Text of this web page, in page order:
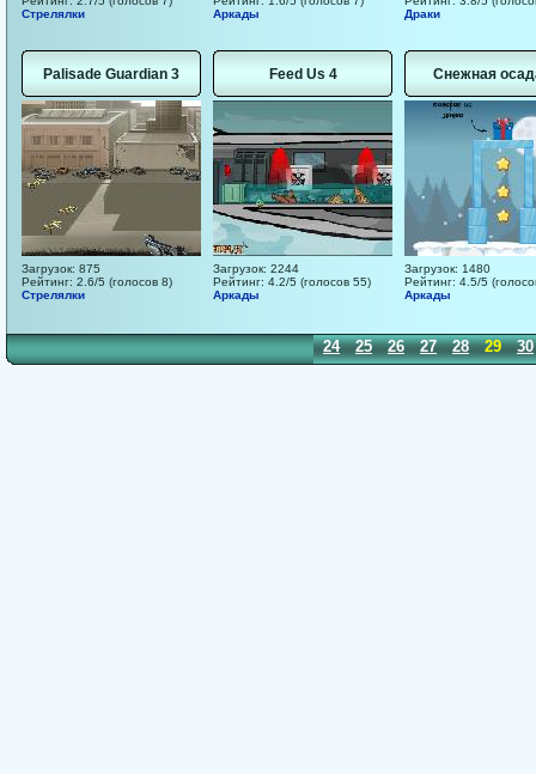
Стрелялки
Аркады
Драки
Palisade Guardian 3
Загрузок: 875
Рейтинг: 2.6/5 (голосов 8)
Стрелялки
Feed Us 4
Загрузок: 2244
Рейтинг: 4.2/5 (голосов 55)
Аркады
Снежная
Загрузок: 1480
Рейтинг: 4.5/5
Аркады
14 15 16 17 18 19 20 21 22 23 24 25 26 27 28 29 30